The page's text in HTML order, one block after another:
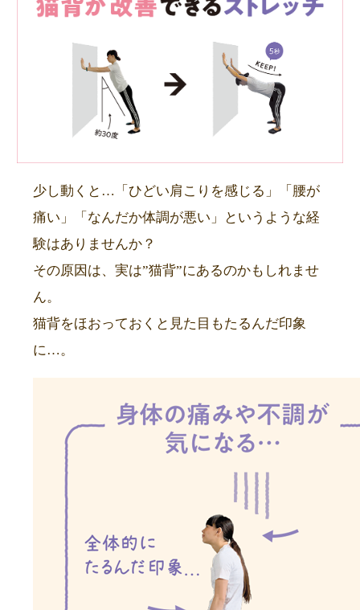
少し動くと…「ひどい肩こりを感じる」「腰が
痛い」「なんだか体調が悪い」というような経
験はありませんか？
その原因は、実は”猫背”にあるのかもしれませ
ん。
猫背をほおっておくと見た目もたるんだ印象
に…。